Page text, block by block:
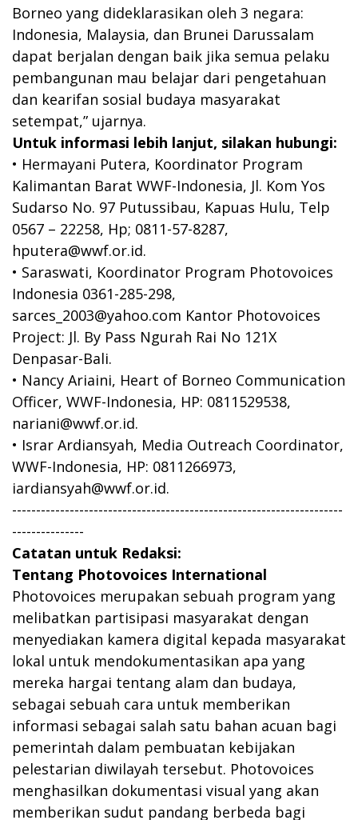
Borneo yang dideklarasikan oleh 3 negara:
Indonesia, Malaysia, dan Brunei Darussalam
dapat berjalan dengan baik jika semua pelaku
pembangunan mau belajar dari pengetahuan
dan kearifan sosial budaya masyarakat
setempat,” ujarnya.
Untuk informasi lebih lanjut, silakan hubungi:
• Hermayani Putera, Koordinator Program
Kalimantan Barat WWF-Indonesia, Jl. Kom Yos
Sudarso No. 97 Putussibau, Kapuas Hulu, Telp
0567 – 22258, Hp; 0811-57-8287,
hputera@wwf.or.id.
• Saraswati, Koordinator Program Photovoices
Indonesia 0361-285-298,
sarces_2003@yahoo.com Kantor Photovoices
Project: Jl. By Pass Ngurah Rai No 121X
Denpasar-Bali.
• Nancy Ariaini, Heart of Borneo Communication
Officer, WWF-Indonesia, HP: 0811529538,
nariani@wwf.or.id.
• Israr Ardiansyah, Media Outreach Coordinator,
WWF-Indonesia, HP: 0811266973,
iardiansyah@wwf.or.id.
---------------------------------------------------------------------
---------------
Catatan untuk Redaksi:
Tentang Photovoices International
Photovoices merupakan sebuah program yang
melibatkan partisipasi masyarakat dengan
menyediakan kamera digital kepada masyarakat
lokal untuk mendokumentasikan apa yang
mereka hargai tentang alam dan budaya,
sebagai sebuah cara untuk memberikan
informasi sebagai salah satu bahan acuan bagi
pemerintah dalam pembuatan kebijakan
pelestarian diwilayah tersebut. Photovoices
menghasilkan dokumentasi visual yang akan
memberikan sudut pandang berbeda bagi